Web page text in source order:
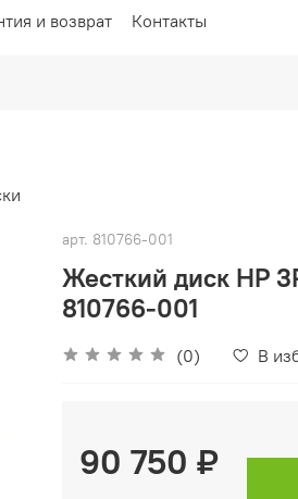
и возврат Контакты
арт. 810766-001
Жесткий диск HP
810766-001
(0) В
90 750 ₽